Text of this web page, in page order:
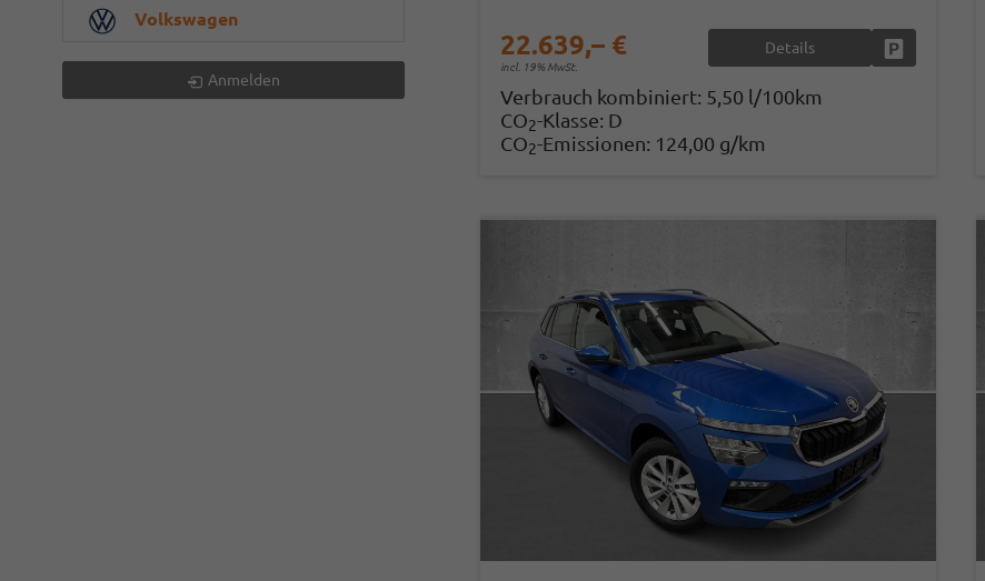
22.639,– €
incl. 19% MwSt.
Details
Verbrauch kombiniert: 5,50 l/100km
CO2-Klasse: D
CO2-Emissionen: 124,00 g/km
Volkswagen
Anmelden